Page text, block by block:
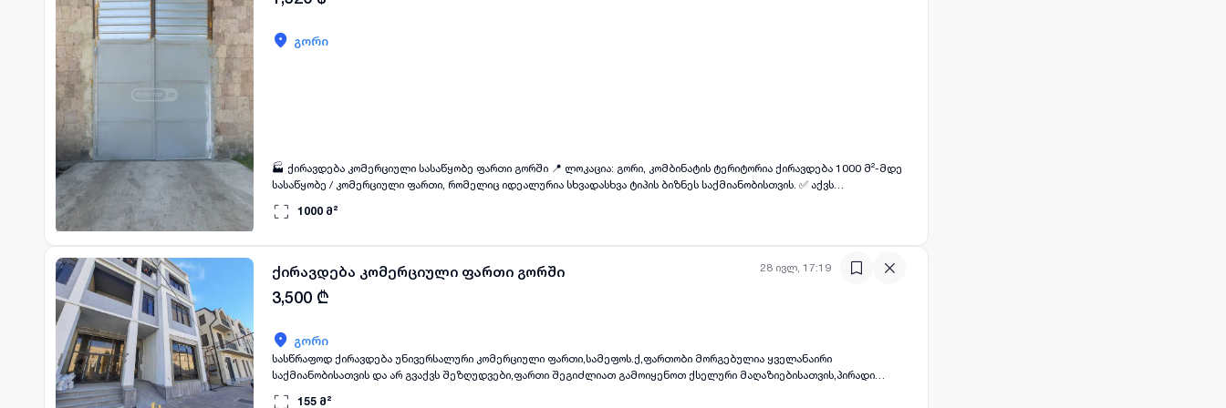
გორი
🏭 ქირავდება კომერციული სასაწყობე ფართი გორში 📍 ლოკაცია: გორი, კომბინატის ტერიტორია ქირავდება 1000 მ²-მდე
სასაწყობე / კომერციული ფართი, რომელიც იდეალურია სხვადასხვა ტიპის ბიზნეს საქმიანობისთვის. ✅ აქვს
მიმართულებებისთვის ✅ ხელსაყრელი ლოკაცია ბიზნესის ოპერირებისთვის
1000 მ²
28 ივლ, 17:19
ყველა ფოტო+(2)
ქირავდება კომერციული ფართი გორში
3,500 ₾
გორი
სასწრაფოდ ქირავდება უნივერსალური კომერციული ფართი,სამეფოს.ქ,ფართობი მორგებულია ყველანაირი
საქმიანობისათვის და არ გვაქვს შეზღუდვები,ფართი შეგიძლიათ გამოიყენოთ ქსელური მაღაზიებისათვის,პირადი
155 მ²